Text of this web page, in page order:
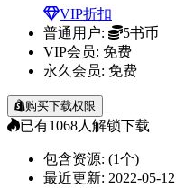
VIP折扣
普通用户:
5书币
VIP会员: 免费
永久会员: 免费
购买下载权限
已有1068人解锁下载
包含资源: (1个)
最近更新: 2022-05-12